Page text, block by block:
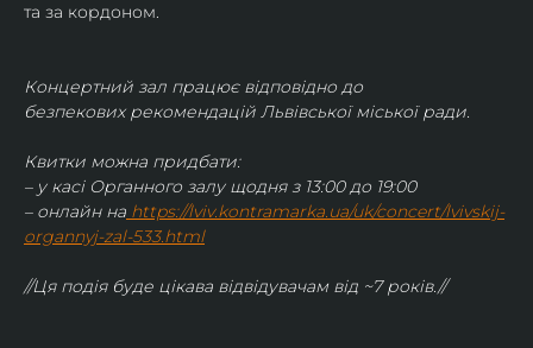
та за кордоном.
Концертний зал працює відповідно до
безпекових рекомендацій Львівської міської ради.
Квитки можна придбати:
– у касі Органного залу щодня з 13:00 до 19:00
– онлайн на https://lviv.kontramarka.ua/uk/concert/lvivskij-
organnyj-zal-533.html
//Ця подія буде цікава відвідувачам від ~7 років.//